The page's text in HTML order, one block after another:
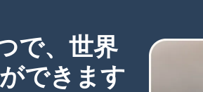
で、世界
できます